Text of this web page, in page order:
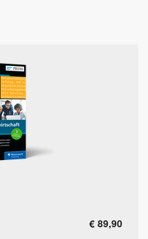
€ 89,90